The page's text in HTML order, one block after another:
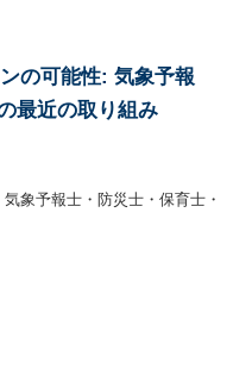
の可能性: 気象予報
最近の取り組み
象予報士・防災士・保育士・